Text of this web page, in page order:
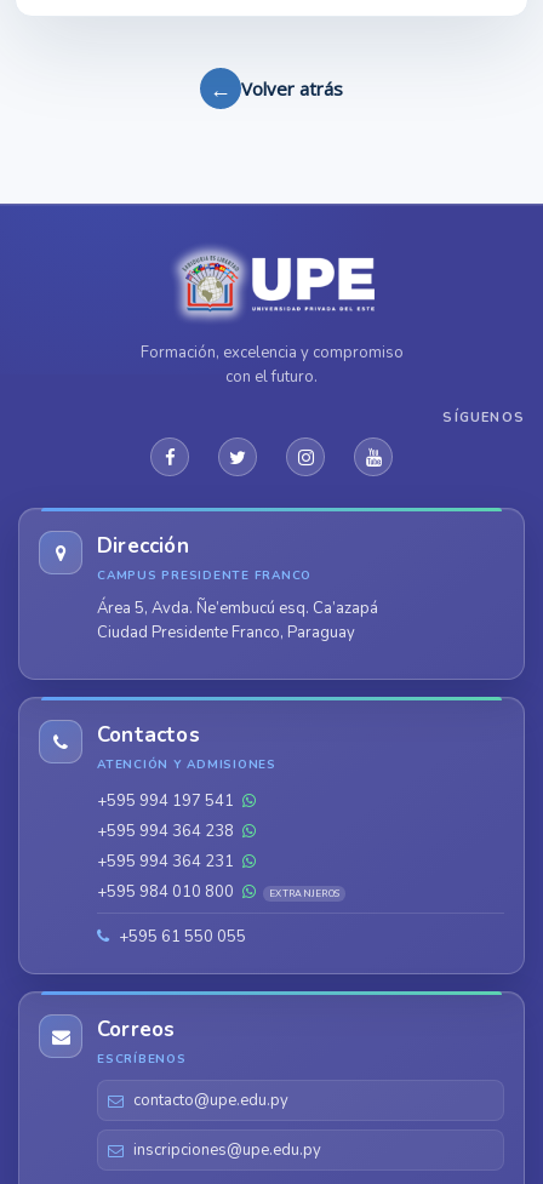
← Volver atrás
Formación, excelencia y compromiso
con el futuro.
SÍGUENOS
Dirección
CAMPUS PRESIDENTE FRANCO
Área 5, Avda. Ñe’embucú esq. Ca’azapá
Ciudad Presidente Franco, Paraguay
Contactos
ATENCIÓN Y ADMISIONES
+595 994 197 541
+595 994 364 238
+595 994 364 231
+595 984 010 800
EXTRANJEROS
+595 61 550 055
Correos
ESCRÍBENOS
contacto@upe.edu.py
inscripciones@upe.edu.py